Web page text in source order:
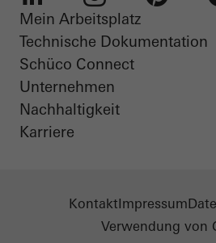
LinkedIn Instagram
Mein Arbeitsplatz
Technische Dokumentation
Schüco Connect
Unternehmen
Nachhaltigkeit
Karriere
KontaktImpressum
Verwendung von